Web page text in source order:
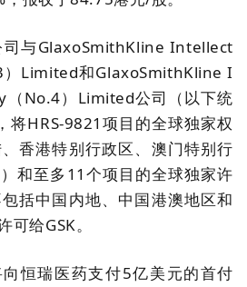
司与GlaxoSmithKline Intellect
Limited和GlaxoSmithKline I
No.4）Limited公司
（以下统
将HRS-9821项目的全球独家权
香港特别行政区、澳门特别行
）和至多11个项目的全球独家许
括中国内地、中国港澳地区和
可给GSK。
恒瑞医药支付5亿美元的首付